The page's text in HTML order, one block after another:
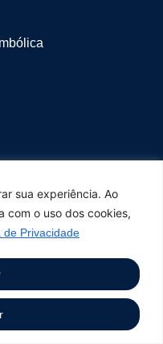
sua experiência. Ao
com o uso dos cookies,
de Privacidade